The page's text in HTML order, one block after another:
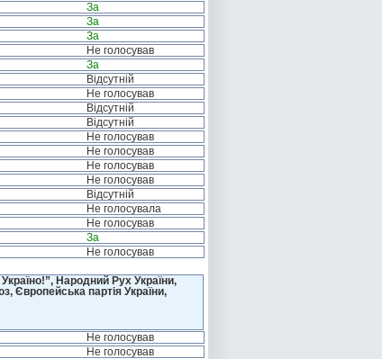
За
За
За
Не голосував
За
Відсутній
Не голосував
Відсутній
Відсутній
Не голосував
Не голосував
Не голосував
Не голосував
Відсутній
Не голосувала
Не голосував
За
Не голосував
Народний Рух України,
Європейська партія України,
Не голосував
Не голосував